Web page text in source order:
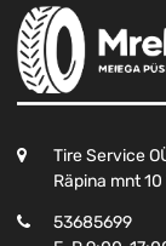
Tire Service
Räpina mnt
53685699